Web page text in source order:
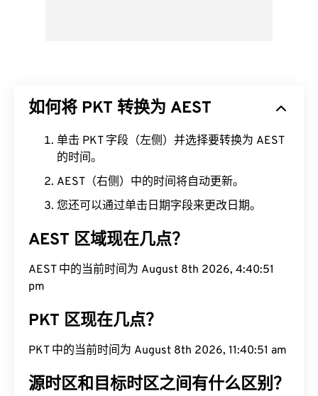
如何将 PKT 转换为 AEST
单击 PKT 字段（左侧）并选择要转换为 AEST
的时间。
AEST（右侧）中的时间将自动更新。
您还可以通过单击日期字段来更改日期。
AEST 区域现在几点？
AEST 中的当前时间为 August 8th 2026, 4:40:52
pm
PKT 区现在几点？
PKT 中的当前时间为 August 8th 2026, 11:40:52 am
源时区和目标时区之间有什么区别？